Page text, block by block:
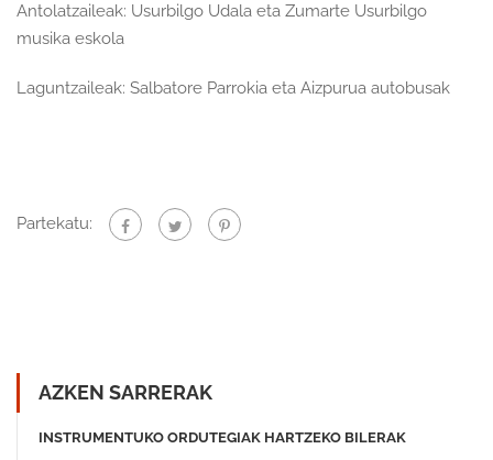
Antolatzaileak: Usurbilgo Udala eta Zumarte Usurbilgo
musika eskola
Laguntzaileak: Salbatore Parrokia eta Aizpurua autobusak
Partekatu:
AZKEN SARRERAK
INSTRUMENTUKO ORDUTEGIAK HARTZEKO BILERAK